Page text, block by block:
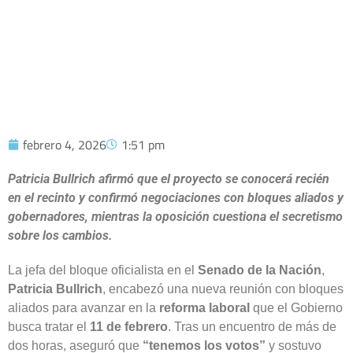
febrero 4, 2026 1:51 pm
Patricia Bullrich afirmó que el proyecto se conocerá recién
en el recinto y confirmó negociaciones con bloques aliados y
gobernadores, mientras la oposición cuestiona el secretismo
sobre los cambios.
La jefa del bloque oficialista en el Senado de la Nación,
Patricia Bullrich, encabezó una nueva reunión con bloques
aliados para avanzar en la reforma laboral que el Gobierno
busca tratar el 11 de febrero. Tras un encuentro de más de
dos horas, aseguró que “tenemos los votos” y sostuvo